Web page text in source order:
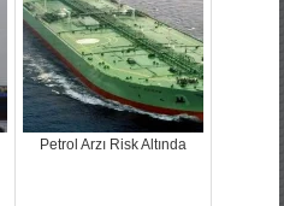
Petrol Arzı Risk Altında